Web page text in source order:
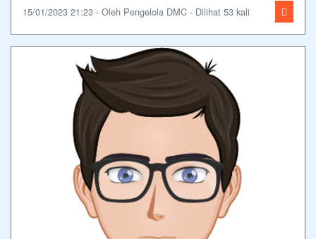
15/01/2023 21:23 - Oleh Pengelola DMC - Dilihat 53 kali